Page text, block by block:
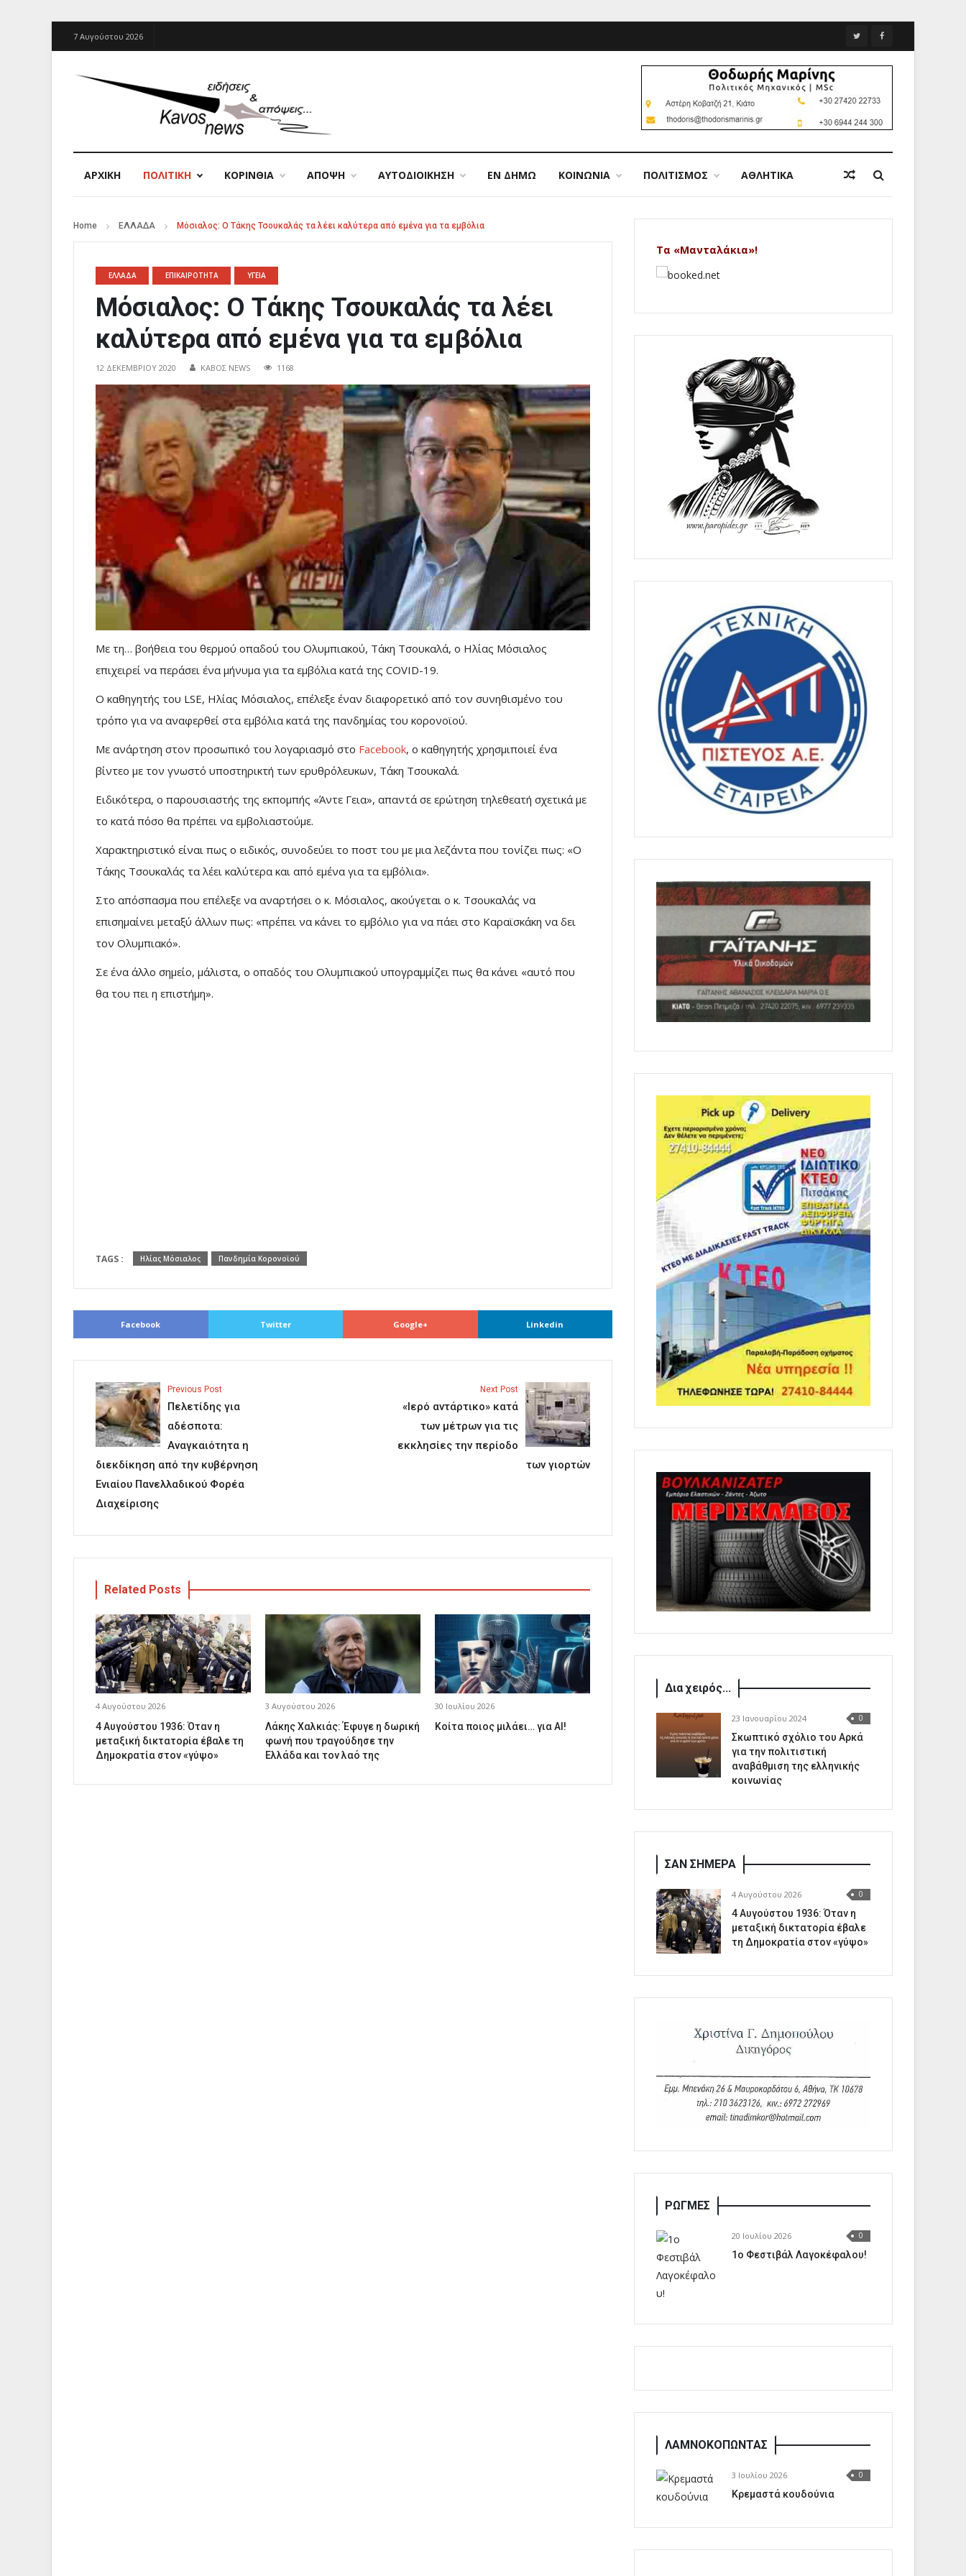
7 Αυγούστου 2026
ΑΡΧΙΚΉ ΠΟΛΙΤΙΚΗ ΚΟΡΙΝΘΙΑ ΑΠΟΨΗ ΑΥΤΟΔΙΟΙΚΗΣΗ ΕΝ ΔΗΜΩ ΚΟΙΝΩΝΙΑ ΠΟΛΙΤΙΣΜΟΣ ΑΘΛΗΤΙΚΑ
Home ΕΛΛΑΔΑ Μόσιαλος: O Τάκης Τσουκαλάς τα λέει καλύτερα από εμένα για τα εμβόλια
ΕΛΛΑΔΑ ΕΠΙΚΑΙΡΟΤΗΤΑ ΥΓΕΙΑ
Μόσιαλος: O Τάκης Τσουκαλάς τα λέει
καλύτερα από εμένα για τα εμβόλια
12 ΔΕΚΕΜΒΡΊΟΥ 2020 ΚΑΒΟΣ NEWS 1168
Με τη… βοήθεια του θερμού οπαδού του Ολυμπιακού, Τάκη Τσουκαλά, ο Ηλίας Μόσιαλος
επιχειρεί να περάσει ένα μήνυμα για τα εμβόλια κατά της COVID-19.
Ο καθηγητής του LSE, Ηλίας Μόσιαλος, επέλεξε έναν διαφορετικό από τον συνηθισμένο του
τρόπο για να αναφερθεί στα εμβόλια κατά της πανδημίας του κορονοϊού.
Με ανάρτηση στον προσωπικό του λογαριασμό στο Facebook, ο καθηγητής χρησμιποιεί ένα
βίντεο με τον γνωστό υποστηρικτή των ερυθρόλευκων, Τάκη Τσουκαλά.
Ειδικότερα, ο παρουσιαστής της εκπομπής «Άντε Γεια», απαντά σε ερώτηση τηλεθεατή σχετικά με
το κατά πόσο θα πρέπει να εμβολιαστούμε.
Χαρακτηριστικό είναι πως ο ειδικός, συνοδεύει το ποστ του με μια λεζάντα που τονίζει πως: «O
Τάκης Τσουκαλάς τα λέει καλύτερα και από εμένα για τα εμβόλια».
Στο απόσπασμα που επέλεξε να αναρτήσει ο κ. Μόσιαλος, ακούγεται ο κ. Τσουκαλάς να
επισημαίνει μεταξύ άλλων πως: «πρέπει να κάνει το εμβόλιο για να πάει στο Καραϊσκάκη να δει
τον Ολυμπιακό».
Σε ένα άλλο σημείο, μάλιστα, ο οπαδός του Ολυμπιακού υπογραμμίζει πως θα κάνει «αυτό που
θα του πει η επιστήμη».
TAGS : Ηλίας Μόσιαλος Πανδημία Κορονοϊού
Facebook Twitter Google+ Linkedin
Previous Post
Πελετίδης για
αδέσποτα:
Αναγκαιότητα η
διεκδίκηση από την κυβέρνηση
Ενιαίου Πανελλαδικού Φορέα
Διαχείρισης
Next Post
«Ιερό αντάρτικο» κατά
των μέτρων για τις
εκκλησίες την περίοδο
των γιορτών
Related Posts
4 Αυγούστου 2026
4 Αυγούστου 1936: Όταν η
μεταξική δικτατορία έβαλε τη
Δημοκρατία στον «γύψο»
3 Αυγούστου 2026
Λάκης Χαλκιάς: Έφυγε η δωρική
φωνή που τραγούδησε την
Ελλάδα και τον λαό της
30 Ιουλίου 2026
Κοίτα ποιος μιλάει… για AI!
Τα «Μανταλάκια»!
Δια χειρός...
23 Ιανουαρίου 2024 0
Σκωπτικό σχόλιο του Αρκά
για την πολιτιστική
αναβάθμιση της ελληνικής
κοινωνίας
ΣΑΝ ΣΗΜΕΡΑ
4 Αυγούστου 2026 0
4 Αυγούστου 1936: Όταν η
μεταξική δικτατορία έβαλε
τη Δημοκρατία στον «γύψο»
ΡΩΓΜΕΣ
20 Ιουλίου 2026 0
1o Φεστιβάλ Λαγοκέφαλου!
ΛΑΜΝΟΚΟΠΩΝΤΑΣ
3 Ιουλίου 2026 0
Κρεμαστά κουδούνια